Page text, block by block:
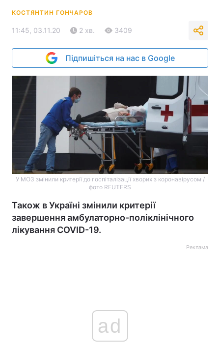
КОСТЯНТИН ГОНЧАРОВ
11:45, 03.11.20 2 хв. 3409
Підпишіться на нас в Google
У МОЗ змінили критерії до госпіталізації хворих з коронавірусом /
фото REUTERS
Також в Україні змінили критерії
завершення амбулаторно-поліклінічного
лікування COVID-19.
Реклама
ad